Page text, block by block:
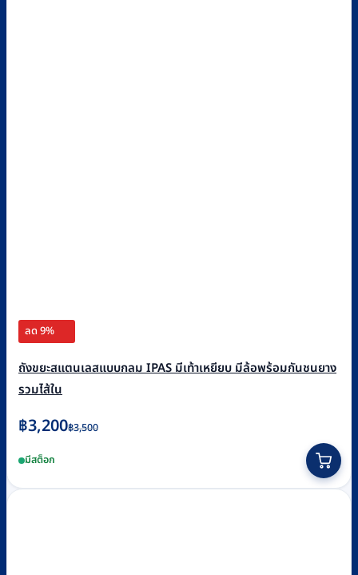
ลด 9%
ถังขยะสแตนเลสแบบกลม IPAS มีเท้าเหยียบ มีล้อพร้อมกันชนยาง
รวมไส้ใน
฿3,500
Original
was:
฿3,500.
฿3,200
Current
is:
฿3,200.
มีสต็อก